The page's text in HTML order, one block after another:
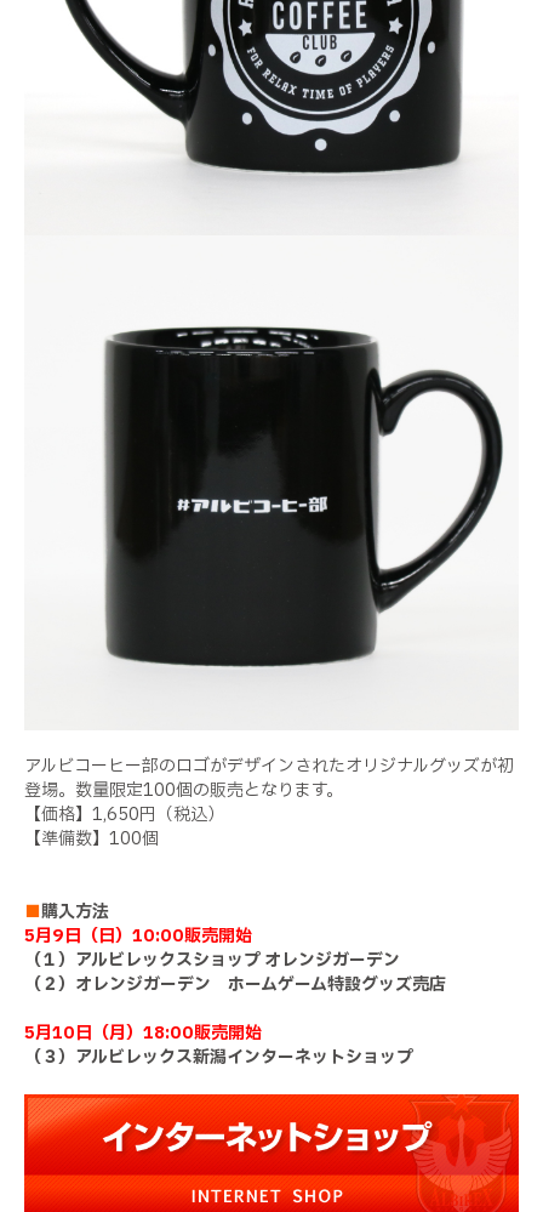
アルビコーヒー部のロゴがデザインされたオリジナルグッズが初
登場。数量限定100個の販売となります。
【価格】1,650円（税込）
【準備数】100個
■購入方法
5月9日（日）10:00販売開始
（１）アルビレックスショップ オレンジガーデン
（２）オレンジガーデン ホームゲーム特設グッズ売店
5月10日（月）18:00販売開始
（３）アルビレックス新潟インターネットショップ